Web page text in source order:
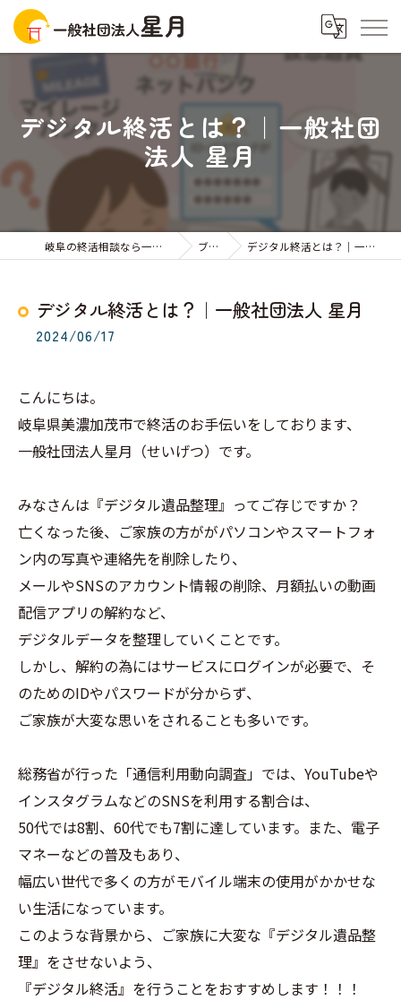
デジタル終活とは？｜一般社団
法人 星月
岐阜の終活相談なら一般社団法人星月 ブログ デジタル終活とは？｜一般社団法人 星月
デジタル終活とは？｜一般社団法人 星月
2024/06/17
こんにちは。
岐阜県美濃加茂市で終活のお手伝いをしております、
一般社団法人星月（せいげつ）です。
みなさんは『デジタル遺品整理』ってご存じですか？
亡くなった後、ご家族の方ががパソコンやスマートフォ
ン内の写真や連絡先を削除したり、
メールやSNSのアカウント情報の削除、月額払いの動画
配信アプリの解約など、
デジタルデータを整理していくことです。
しかし、解約の為にはサービスにログインが必要で、そ
のためのIDやパスワードが分からず、
ご家族が大変な思いをされることも多いです。
総務省が行った「通信利用動向調査」では、YouTubeや
インスタグラムなどのSNSを利用する割合は、
50代では8割、60代でも7割に達しています。また、電子
マネーなどの普及もあり、
幅広い世代で多くの方がモバイル端末の使用がかかせな
い生活になっています。
このような背景から、ご家族に大変な『デジタル遺品整
理』をさせないよう、
『デジタル終活』を行うことをおすすめします！！！